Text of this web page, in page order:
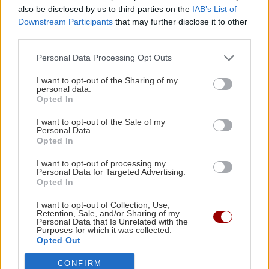
also be disclosed by us to third parties on the IAB’s List of
Downstream Participants that may further disclose it to other
Personal Data Processing Opt Outs
I want to opt-out of the Sharing of my
personal data.
Opted In
I want to opt-out of the Sale of my
Personal Data.
Opted In
I want to opt-out of processing my
Personal Data for Targeted Advertising.
Opted In
I want to opt-out of Collection, Use,
Retention, Sale, and/or Sharing of my
Personal Data that Is Unrelated with the
Purposes for which it was collected.
Opted Out
CONFIRM
20:48
ΚΡΗΤΗ
Το ΚΚΕ για ΒΟΑΚ και Καστέλι: Υπουργικές
φιέστες στα εργοτάξια, μακριά από τις
ανάγκες των εργαζομένων
20:42
ΑΘΛΗΤΙΚΑ
την Κ17 του ΟΦΗ
20:36
ΕΛΛΑΔΑ
Κεφαλονιά: Εμφανίστηκαν και φέτος τα
πρώτα φιδάκια της Παναγίας
ΕΛΛΑΔΑ
Χαλκιδική: 8χρονος τραυματίστηκε χτυπώντας
το κεφάλι του σε πέτρα μετά από βουτιά
ΕΛΛΑΔΑ
«Οδύσσεια» φέρνει εκρηκτική άνοδο
Ναύπλιο: 7ο Φεστιβάλ παραδοσιακών
χορών - Αντάμωμα Ελλάδας και